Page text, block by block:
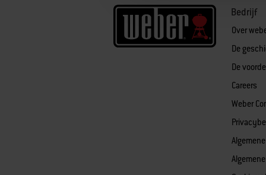
Bedrijf
Over
De
De
Careers
Weber